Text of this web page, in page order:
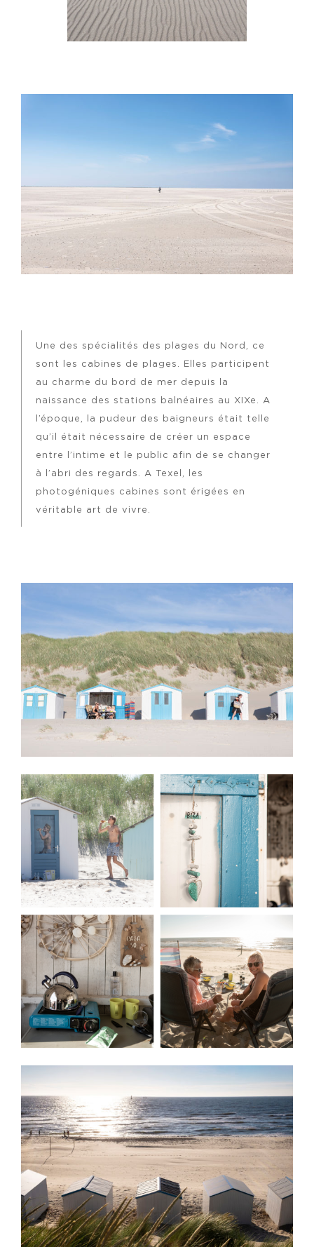
Une des spécialités des plages du Nord, ce
sont les cabines de plages. Elles participent
au charme du bord de mer depuis la
naissance des stations balnéaires au XIXe. A
l’époque, la pudeur des baigneurs était telle
qu’il était nécessaire de créer un espace
entre l’intime et le public afin de se changer
à l’abri des regards. A Texel, les
photogéniques cabines sont érigées en
véritable art de vivre.